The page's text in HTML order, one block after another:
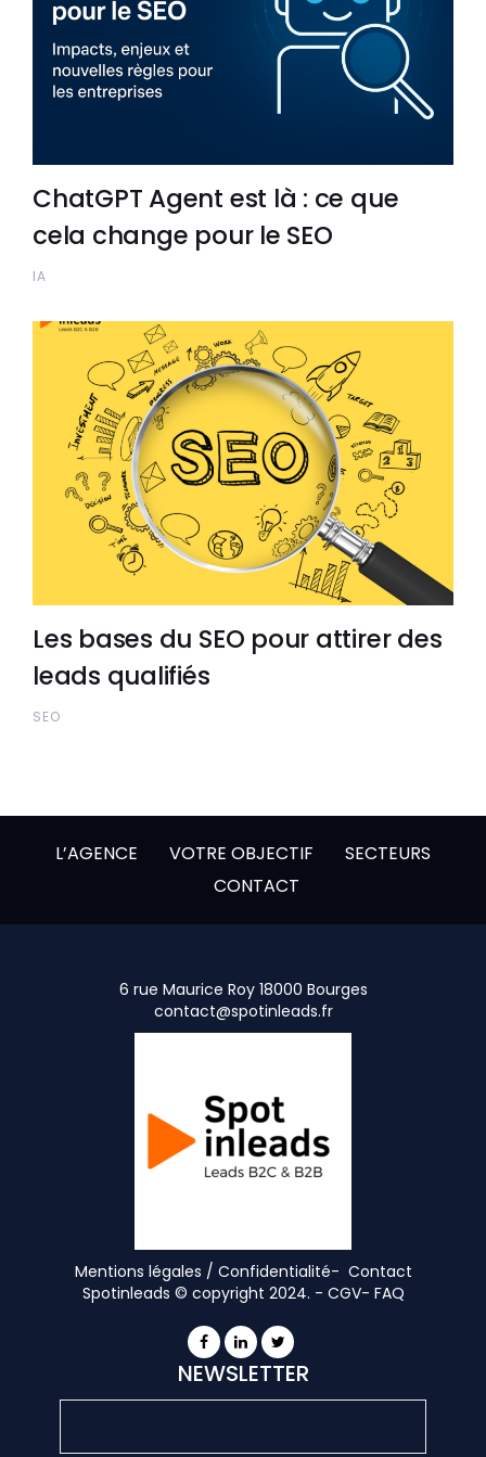
ChatGPT Agent est là : ce que
cela change pour le SEO
IA
Les bases du SEO pour attirer des
leads qualifiés
SEO
L’AGENCE VOTRE OBJECTIF
SECTEURS
CONTACT
6 rue Maurice Roy 18000 Bourges
contact@spotinleads.fr
Mentions légales / Confidentialité- Contact
Spotinleads © copyright 2024. - CGV- FAQ
NEWSLETTER